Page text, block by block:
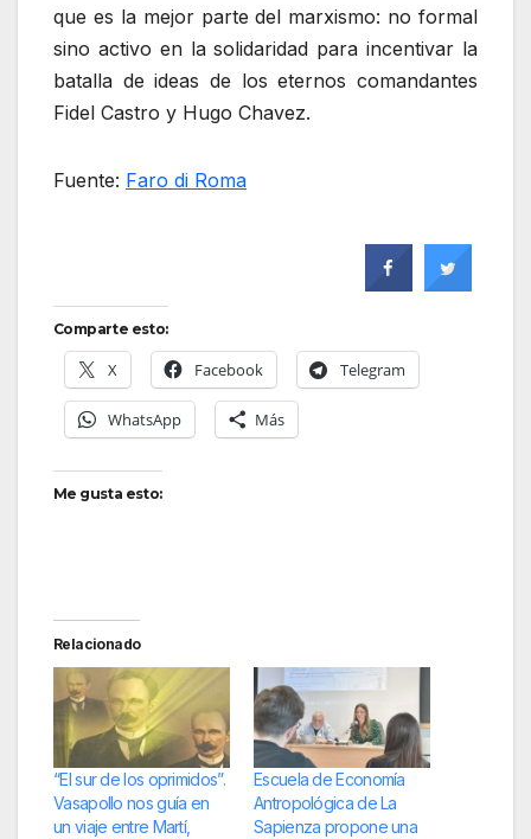
que es la mejor parte del marxismo: no formal
sino activo en la solidaridad para incentivar la
batalla de ideas de los eternos comandantes
Fidel Castro y Hugo Chavez.
Fuente: Faro di Roma
Comparte esto:
X Facebook Telegram
WhatsApp Más
Me gusta esto:
Relacionado
“El sur de los oprimidos”.
Vasapollo nos guía en
un viaje entre Martí,
Escuela de Economía
Antropológica de La
Sapienza propone una